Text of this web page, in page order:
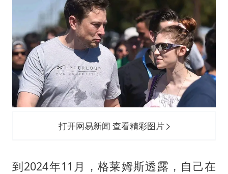
打开网易新闻 查看精彩图片
到2024年11月，格莱姆斯透露，自己在